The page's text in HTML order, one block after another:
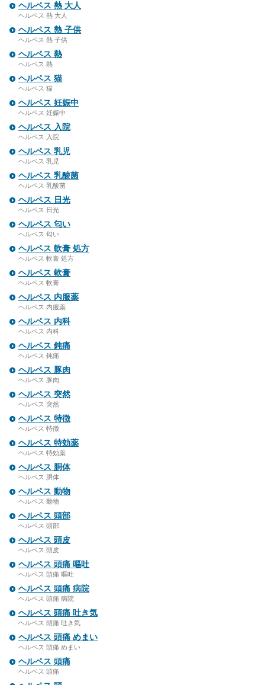
ヘルペス 熱 大人
ヘルペス 熱 大人
ヘルペス 熱 子供
ヘルペス 熱 子供
ヘルペス 熱
ヘルペス 熱
ヘルペス 猫
ヘルペス 猫
ヘルペス 妊娠中
ヘルペス 妊娠中
ヘルペス 入院
ヘルペス 入院
ヘルペス 乳児
ヘルペス 乳児
ヘルペス 乳酸菌
ヘルペス 乳酸菌
ヘルペス 日光
ヘルペス 日光
ヘルペス 匂い
ヘルペス 匂い
ヘルペス 軟膏 処方
ヘルペス 軟膏 処方
ヘルペス 軟膏
ヘルペス 軟膏
ヘルペス 内服薬
ヘルペス 内服薬
ヘルペス 内科
ヘルペス 内科
ヘルペス 鈍痛
ヘルペス 鈍痛
ヘルペス 豚肉
ヘルペス 豚肉
ヘルペス 突然
ヘルペス 突然
ヘルペス 特徴
ヘルペス 特徴
ヘルペス 特効薬
ヘルペス 特効薬
ヘルペス 胴体
ヘルペス 胴体
ヘルペス 動物
ヘルペス 動物
ヘルペス 頭部
ヘルペス 頭部
ヘルペス 頭皮
ヘルペス 頭皮
ヘルペス 頭痛 嘔吐
ヘルペス 頭痛 嘔吐
ヘルペス 頭痛 病院
ヘルペス 頭痛 病院
ヘルペス 頭痛 吐き気
ヘルペス 頭痛 吐き気
ヘルペス 頭痛 めまい
ヘルペス 頭痛 めまい
ヘルペス 頭痛
ヘルペス 頭痛